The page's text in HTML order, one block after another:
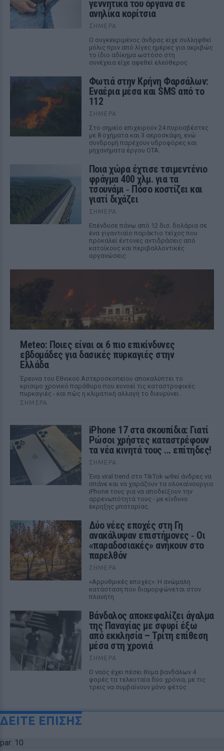
γεννητικά του όργανα σε
ανηλίκα κορίτσια
ΣΉΜΕΡΑ
Ο συγκεκριμένος άνδρας είχε συλληφθεί
μόλις πριν από λίγες ημέρες για ακριβώς
το ίδιο αδίκημα ωστόσο στη
συνέχεια είχε αφεθεί ελεύθερος
Φωτιά στην Κρήνη Φαρσάλων:
Εναέρια μέσα και SMS από το
112
ΣΉΜΕΡΑ
Στο σημείο επιχειρούν 24 πυροσβέστες
με 8 οχήματα και 3 αεροσκάφη, ενώ
συνδρομή παρέχουν υδροφόρες και
μηχανήματα έργου ΟΤΑ.
Ποια χώρα έχτισε τσιμεντένιο
φράγμα 400 χλμ. για τα
τσουνάμι ‑ Πόσο κοστίζει και
γιατί διχάζει
ΣΉΜΕΡΑ
Επένδυσε πάνω από 12 δισ. δολάρια σε
ένα γιγαντιαίο παράκτιο τείχος που
προκαλεί έντονες αντιδράσεις από
κατοίκους και περιβαλλοντικές
οργανώσεις
Meteo: Ποιες είναι οι 6 πιο επικίνδυνες
εβδομάδες για δασικές πυρκαγιές στην
Ελλάδα
Έρευνα του Εθνικού Αστεροσκοπείου αποκαλύπτει το
κρίσιμο χρονικό παράθυρο που ευνοεί τις καταστροφικές
πυρκαγιές - και πώς η κλιματική αλλαγή το διευρύνει.
ΣΉΜΕΡΑ
iPhone 17 στα σκουπίδια: Γιατί
Ρώσοι χρήστες καταστρέφουν
τα νέα κινητά τους ... επίτηδες!
ΣΉΜΕΡΑ
Ένα viral trend στο TikTok ωθεί άνδρες να
σπάνε και να χαράζουν τα ολοκαίνουργια
iPhone τους για να αποδείξουν την
αρρενωπότητά τους - με κίνδυνο
έκρηξης μπαταρίας.
Δύο νέες εποχές στη Γη
ανακάλυψαν επιστήμονες ‑ Oι
«παραδοσιακές» ανήκουν στο
παρελθόν
ΣΉΜΕΡΑ
«Αρρυθμικές εποχές»: Η ανώμαλη
κατάσταση που διαμορφώνεται στον
πλανήτη
Βάνδαλος αποκεφαλίζει άγαλμα
της Παναγίας με σφυρί έξω
από εκκλησία – Τρίτη επίθεση
μέσα στη χρονιά
ΣΉΜΕΡΑ
Ο ναός έχει πέσει θύμα βανδάλων 4
φορές τα τελευταία δύο χρόνια, με τις
τρεις να συμβαίνουν μόνο φέτος
ΔΕΙΤΕ ΕΠΙΣΗΣ
par: 10